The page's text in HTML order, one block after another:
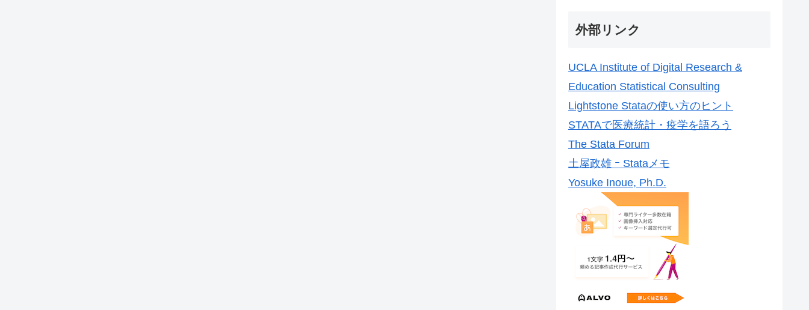
外部リンク
UCLA Institute of Digital Research &
Education Statistical Consulting
Lightstone Stataの使い方のヒント
STATAで医療統計・疫学を語ろう
The Stata Forum
土屋政雄 ｰ Stataメモ
Yosuke Inoue, Ph.D.